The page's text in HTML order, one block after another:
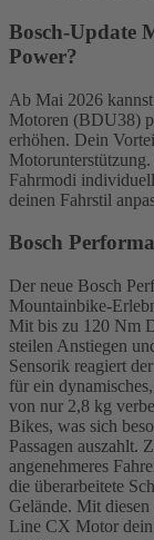
Bosch-Update
Power?
Ab Mai 2026
Motoren (BDU38)
erhöhen. Dein
Fahrmodi
deinen Fahrstil
Bosch
Der neue Bosch
Mountainbike-
Mit bis zu 120 Nm
steilen Anstiegen
Sensorik reagiert
für ein
von nur 2,8 kg
Bikes, was sich
Passagen auszahlt.
angenehmeres
die überarbeitete
Gelände. Mit diesen
Line CX Motor